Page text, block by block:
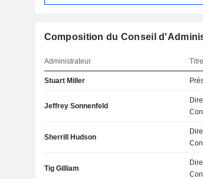
Composition du Conseil
Administrateur Titre
Stuart Miller
Jeffrey Sonnenfeld
Sherrill Hudson
Tig Gilliam